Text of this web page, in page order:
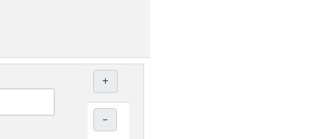
+
–